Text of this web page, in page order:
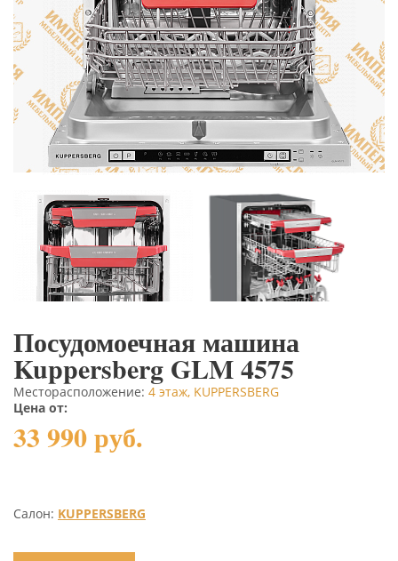
Посудомоечная машина
Kuppersberg GLM 4575
Месторасположение: 4 этаж, KUPPERSBERG
Цена от:
33 990 руб.
Салон: KUPPERSBERG